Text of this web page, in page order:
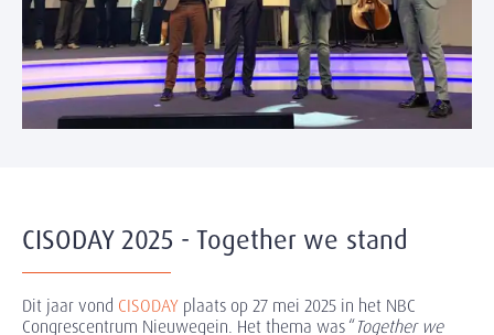
CISODAY 2025 - Together we stand
Dit jaar vond CISODAY plaats op 27 mei 2025 in het NBC
Congrescentrum Nieuwegein. Het thema was “Together we